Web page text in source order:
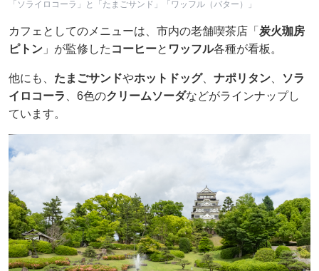
「ソライロコーラ」と「たまごサンド」「ワッフル（バター）」
カフェとしてのメニューは、市内の老舗喫茶店「 炭火珈房
ピトン 」が監修した コーヒーと ワッフル各種が看板。
他にも、 たまごサンドやホットドッグ、 ナポリタン
ソラ
イロコーラ
、6色のクリームソーダなどがラインナップし
ています。